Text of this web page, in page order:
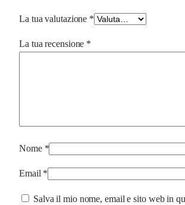
La tua valutazione *
La tua recensione *
Nome *
Email *
Salva il mio nome, email e sito web in